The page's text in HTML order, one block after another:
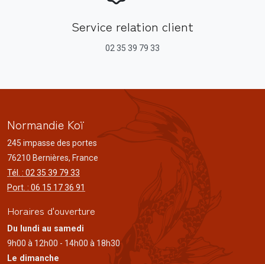
Service relation client
02 35 39 79 33
Normandie Koï
245 impasse des portes
76210 Bernières, France
Tél. : 02 35 39 79 33
Port. : 06 15 17 36 91
Horaires d'ouverture
Du lundi au samedi
9h00 à 12h00 - 14h00 à 18h30
Le dimanche